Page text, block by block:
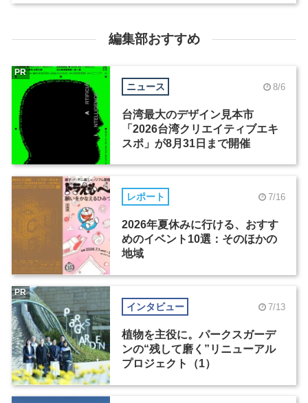
編集部おすすめ
ニュース 8/6
台湾最大のデザイン見本市
「2026台湾クリエイティブエキ
スポ」が8月31日まで開催
PR
レポート 7/16
2026年夏休みに行ける、おすす
めのイベント10選：そのほかの
地域
インタビュー 7/13
植物を主役に。パークスガーデ
ンの“残して磨く”リニューアル
プロジェクト（1）
PR